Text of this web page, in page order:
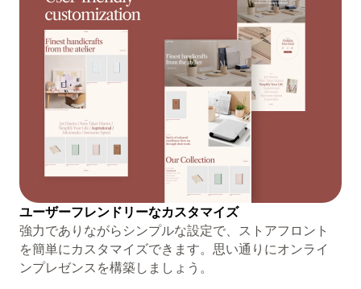
ユーザーフレンドリーなカスタマイズ
強力でありながらシンプルな設定で、ストアフロント
を簡単にカスタマイズできます。思い通りにオンライ
ンプレゼンスを構築しましょう。